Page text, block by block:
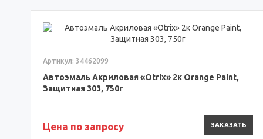
Артикул: 34462099
Автоэмаль Акриловая «Otrix» 2к Orange Paint,
Защитная 303, 750г
Цена по запросу ЗАКАЗАТЬ